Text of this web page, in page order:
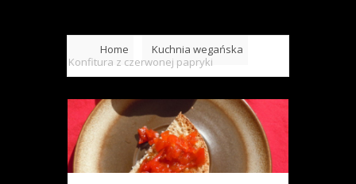
Home
Kuchnia wegańska
Konfitura z czerwonej papryki